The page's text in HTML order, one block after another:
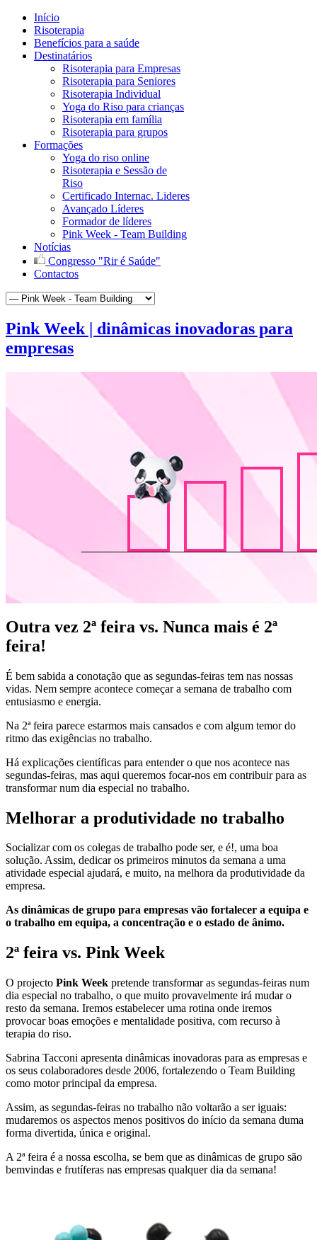
Início
Risoterapia
Benefícios para a saúde
Destinatários
Risoterapia para Empresas
Risoterapia para Seniores
Risoterapia Individual
Yoga do Riso para crianças
Risoterapia em família
Risoterapia para grupos
Formações
Yoga do riso online
Risoterapia e Sessão de
Riso
Certificado Internac. Lideres
Avançado Líderes
Formador de líderes
Pink Week - Team Building
Notícias
Congresso "Rir é Saúde"
Contactos
Pink Week | dinâmicas inovadoras para
empresas
Outra vez 2ª feira vs. Nunca mais é 2ª
feira!
É bem sabida a conotação que as segundas-feiras tem nas nossas
vidas. Nem sempre acontece começar a semana de trabalho com
entusiasmo e energia.
Na 2ª feira parece estarmos mais cansados e com algum temor do
ritmo das exigências no trabalho.
Há explicações científicas para entender o que nos acontece nas
segundas-feiras, mas aqui queremos focar-nos em contribuir para as
transformar num dia especial no trabalho.
Melhorar a produtividade no trabalho
Socializar com os colegas de trabalho pode ser, e é!, uma boa
solução. Assim, dedicar os primeiros minutos da semana a uma
atividade especial ajudará, e muito, na melhora da produtividade da
empresa.
As dinâmicas de grupo para empresas vão fortalecer a equipa e
o trabalho em equipa, a concentração e o estado de ânimo.
2ª feira vs. Pink Week
O projecto Pink Week pretende transformar as segundas-feiras num
dia especial no trabalho, o que muito provavelmente irá mudar o
resto da semana. Iremos estabelecer uma rotina onde iremos
provocar boas emoções e mentalidade positiva, com recurso à
terapia do riso.
Sabrina Tacconi apresenta dinâmicas inovadoras para as empresas e
os seus colaboradores desde 2006, fortalezendo o Team Building
como motor principal da empresa.
Assim, as segundas-feiras no trabalho não voltarão a ser iguais:
mudaremos os aspectos menos positivos do início da semana duma
forma divertida, única e original.
A 2ª feira é a nossa escolha, se bem que as dinâmicas de grupo são
bemvindas e frutíferas nas empresas qualquer dia da semana!